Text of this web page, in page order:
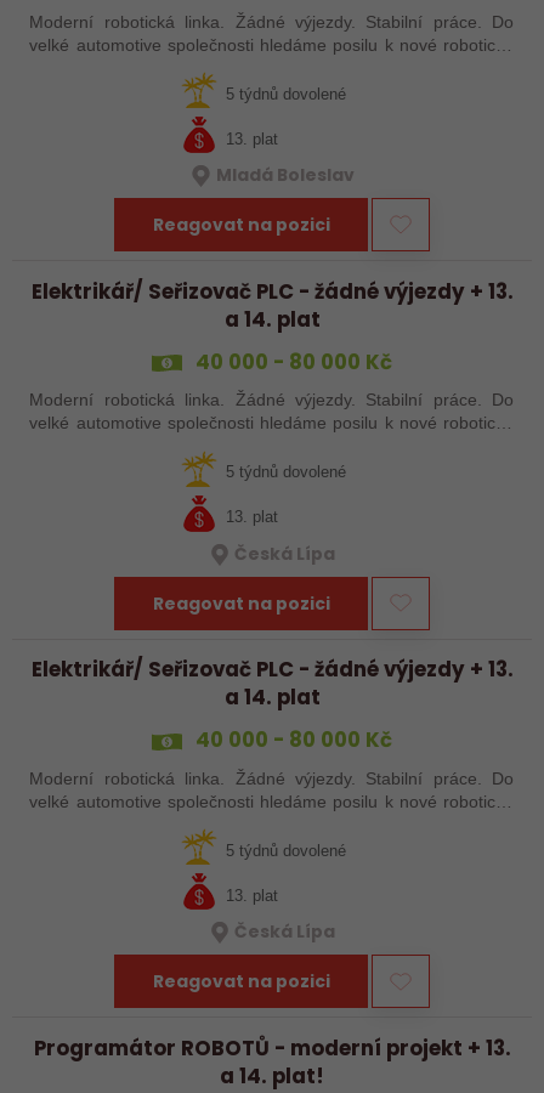
Moderní robotická linka. Žádné výjezdy. Stabilní práce. Do
velké automotive společnosti hledáme posilu k nové robotické
5 týdnů dovolené
13. plat
Mladá Boleslav
Reagovat na pozici
Elektrikář/ Seřizovač PLC - žádné výjezdy + 13.
a 14. plat
40 000 - 80 000 Kč
Moderní robotická linka. Žádné výjezdy. Stabilní práce. Do
velké automotive společnosti hledáme posilu k nové robotické
5 týdnů dovolené
13. plat
Česká Lípa
Reagovat na pozici
Elektrikář/ Seřizovač PLC - žádné výjezdy + 13.
a 14. plat
40 000 - 80 000 Kč
Moderní robotická linka. Žádné výjezdy. Stabilní práce. Do
velké automotive společnosti hledáme posilu k nové robotické
5 týdnů dovolené
13. plat
Česká Lípa
Reagovat na pozici
Programátor ROBOTŮ - moderní projekt + 13.
a 14. plat!